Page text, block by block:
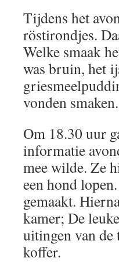
Tijdens het
röstirondjes.
Welke smaak
was bruin, het
vonden
Om 18.30 uur
informatie
mee wilde. Ze
een hond
gemaakt.
kamer; De
uitingen van de
koffer.